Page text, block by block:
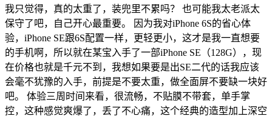
我只觉得，真的太重了，装兜里不累吗？ 也可能我太老派太
保守了吧，自己开心最重要。 因为我对iPhone 6S的省心体
验，iPhone SE跟6S配置一样，更轻更小，这才是我一直想要
的手机啊，所以就在某宝入手了一部iPhone SE（128G），现
在价格也就是千元不到，我想如果要是出SE二代的话我应该
会毫不犹豫的入手，前提是不要太重，做全面屏不要缺一块好
吧。 体验三周时间来看，很流畅，不贴膜不带套，单手掌
控，这种感觉爽爆了，丢了不心痛，这个经典的造型加上深空